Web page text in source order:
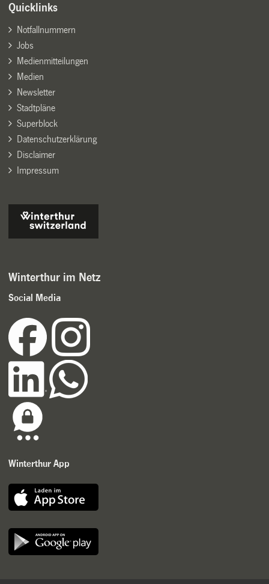
Quicklinks
Notfallnummern
Jobs
Medienmitteilungen
Medien
Newsletter
Stadtpläne
Superblock
Datenschutzerklärung
Disclaimer
Impressum
Winterthur im Netz
Social Media
Winterthur App